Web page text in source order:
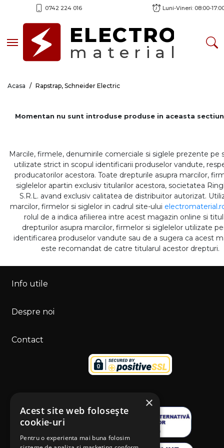
0742 224 016 Luni-Vineri: 08:00-
Toggle navigationELECTRO
material
Acasa Rapstrap, Schneider Electric
Momentan nu sunt introduse produse in aceasta
Marcile, firmele, denumirile comerciale si siglele prezente pe
utilizate strict in scopul identificarii produselor vandute,
producatorilor acestora. Toate drepturile asupra marcilor,
siglelelor apartin exclusiv titularilor acestora, societatea
S.R.L. avand exclusiv calitatea de distribuitor autorizat.
marcilor, firmelor si siglelor in cadrul site-ului
rolul de a indica afilierea intre acest magazin online si
drepturilor asupra marcilor, firmelor si siglelelor utilizate
identificarea produselor vandute sau de a sugera ca acest
este recomandat de catre titularul acestor drepturi.
Info utile
Despre noi
Contact
×
Acest site web folosește
cookie-uri
Pentru o experienta mai buna folosim